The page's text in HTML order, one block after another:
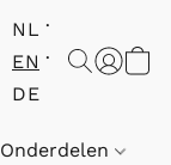
NL
EN
DE
Onderdelen